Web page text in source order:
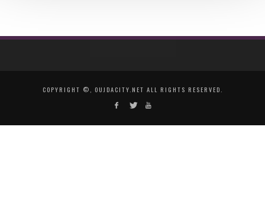
COPYRIGHT ©, OUJDACITY.NET ALL RIGHTS RESERVED.